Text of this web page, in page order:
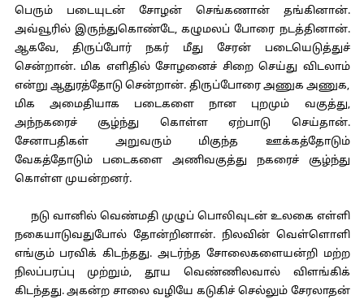
பெரும் படையுடன் சோழன் செங்கணான் தங்கினான்.
அவ்வூரில் இருந்துகொண்டே, கழுமலப் போரை நடத்தினான்.
ஆகவே, திருப்போர் நகர் மீது சேரன் படையெடுத்துச்
சென்றான். மிக எளிதில் சோழனைச் சிறை செய்து விடலாம்
என்று ஆதுரத்தோடு சென்றான். திருப்போரை அணுக அணுக,
மிக அமைதியாக படைகளை நான புறமும் வகுத்து,
அந்நகரைச் சூழ்ந்து கொள்ள ஏற்பாடு செய்தான்.
சேனாபதிகள் அறுவரும் மிகுந்த ஊக்கத்தோடும்
வேகத்தோடும் படைகளை அணிவகுத்து நகரைச் சூழ்ந்து
கொள்ள முயன்றனர்.
நடு வானில் வெண்மதி முழுப் பொலிவுடன் உலகை எள்ளி
நகையாடுவதுபோல் தோன்றினான். நிலவின் வெள்ளொளி
எங்கும் பரவிக் கிடந்தது. அடர்ந்த சோலைகளையன்றி மற்ற
நிலப்பரப்பு முற்றும், தூய வெண்ணிலவால் விளங்கிக்
கிடந்தது. அகன்ற சாலை வழியே கடுகிச் செல்லும் சேரலாதன்